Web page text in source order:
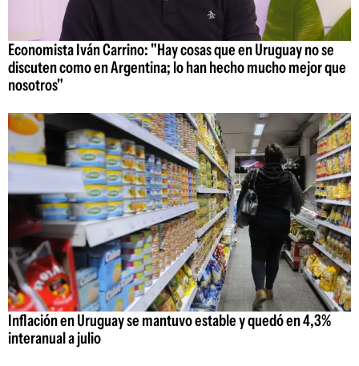
Economista Iván Carrino: "Hay cosas que en Uruguay no se
discuten como en Argentina; lo han hecho mucho mejor que
nosotros"
Inflación en Uruguay se mantuvo estable y quedó en 4,3%
interanual a julio